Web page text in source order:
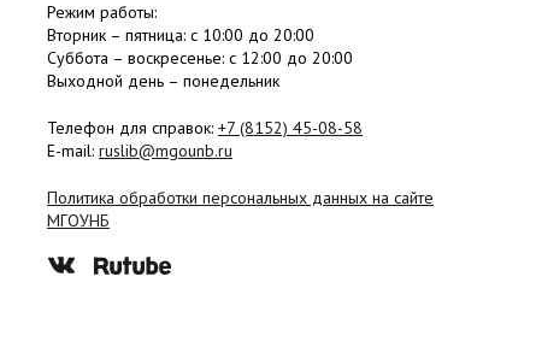
Режим работы:
Вторник – пятница: с 10:00 до 20:00
Суббота – воскресенье: c 12:00 до 20:00
Выходной день – понедельник
Телефон для справок: +7 (8152) 45-08-58
E-mail: ruslib@mgounb.ru
Политика обработки персональных данных на сайте
МГОУНБ